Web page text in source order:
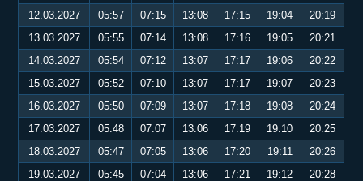
12.03.2027
05:57 07:15 13:08 17:15 19:04
20:19
13.03.2027
05:55 07:14 13:08 17:16 19:05
20:21
14.03.2027
05:54 07:12 13:07 17:17 19:06
20:22
15.03.2027
05:52 07:10 13:07 17:17 19:07
20:23
16.03.2027
05:50 07:09 13:07 17:18 19:08
20:24
17.03.2027
05:48 07:07 13:06 17:19 19:10
20:25
18.03.2027
05:47 07:05 13:06 17:20 19:11
20:26
19.03.2027
05:45 07:04 13:06 17:21 19:12
20:28